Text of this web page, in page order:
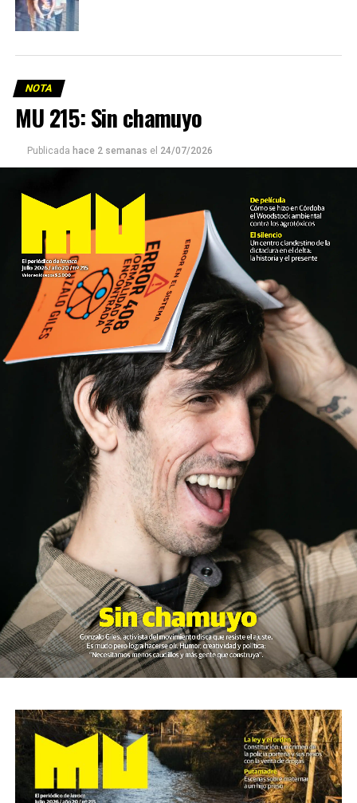
NOTA
MU 215: Sin chamuyo
Publicada hace 2 semanas el 24/07/2026